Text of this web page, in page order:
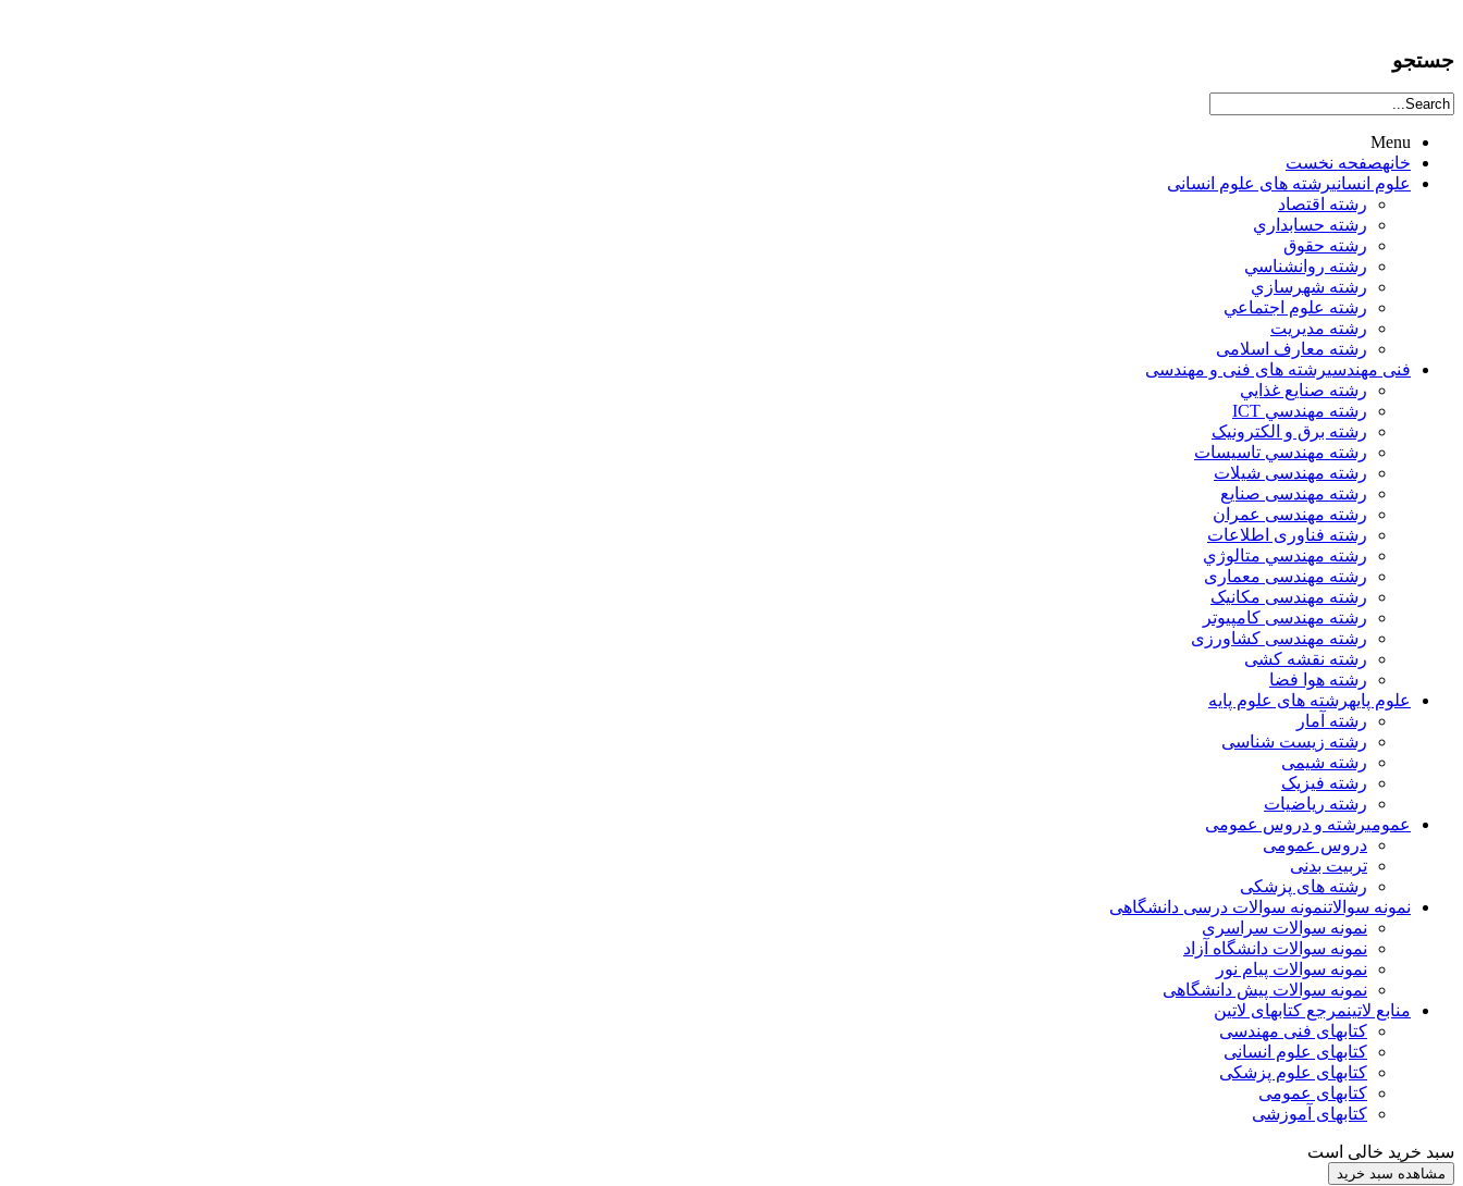
جستجو
Menu
خانهصفحه نخست
علوم انسانيرشته های علوم انسانی
رشته اقتصاد
رشته حسابداري
رشته حقوق
رشته روانشناسي
رشته شهرسازي
رشته علوم اجتماعي
رشته مديريت
رشته معارف اسلامی
فنی مهندسیرشته های فنی و مهندسی
رشته صنايع غذايي
رشته مهندسي ICT
رشته برق و الکترونيک
رشته مهندسي تاسيسات
رشته مهندسی شیلات
رشته مهندسی صنایع
رشته مهندسی عمران
رشته فناوری اطلاعات
رشته مهندسي متالوژي
رشته مهندسی معماری
رشته مهندسی مکانیک
رشته مهندسی کامپیوتر
رشته مهندسی کشاورزی
رشته نقشه کشی
رشته هوا فضا
علوم پایهرشته های علوم پایه
رشته آمار
رشته زیست شناسی
رشته شیمی
رشته فیزیک
رشته ریاضیات
عمومیرشته و دروس عمومی
دروس عمومی
تربیت بدنی
رشته های پزشکی
نمونه سوالاتنمونه سوالات درسی دانشگاهی
نمونه سوالات سراسری
نمونه سوالات دانشگاه آزاد
نمونه سوالات پیام نور
نمونه سوالات پیش دانشگاهی
منابع لاتینمرجع کتابهای لاتین
کتابهای فنی مهندسی
کتابهای علوم انسانی
کتابهای علوم پزشکی
کتابهای عمومی
کتابهای آموزشی
سبد خرید خالی است